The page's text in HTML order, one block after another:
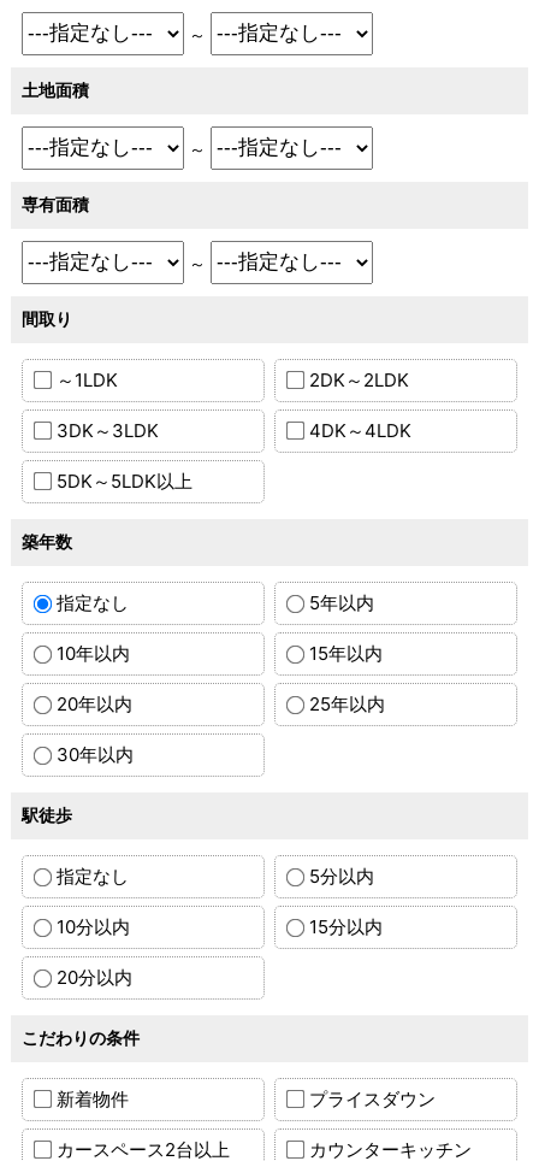
～
土地面積
～
専有面積
～
間取り
～1LDK 2DK～2LDK
3DK～3LDK 4DK～4LDK
5DK～5LDK以上
築年数
指定なし 5年以内
10年以内 15年以内
20年以内 25年以内
30年以内
駅徒歩
指定なし 5分以内
10分以内 15分以内
20分以内
こだわりの条件
新着物件 プライスダウン
カースペース2台以上 カウンターキッチン